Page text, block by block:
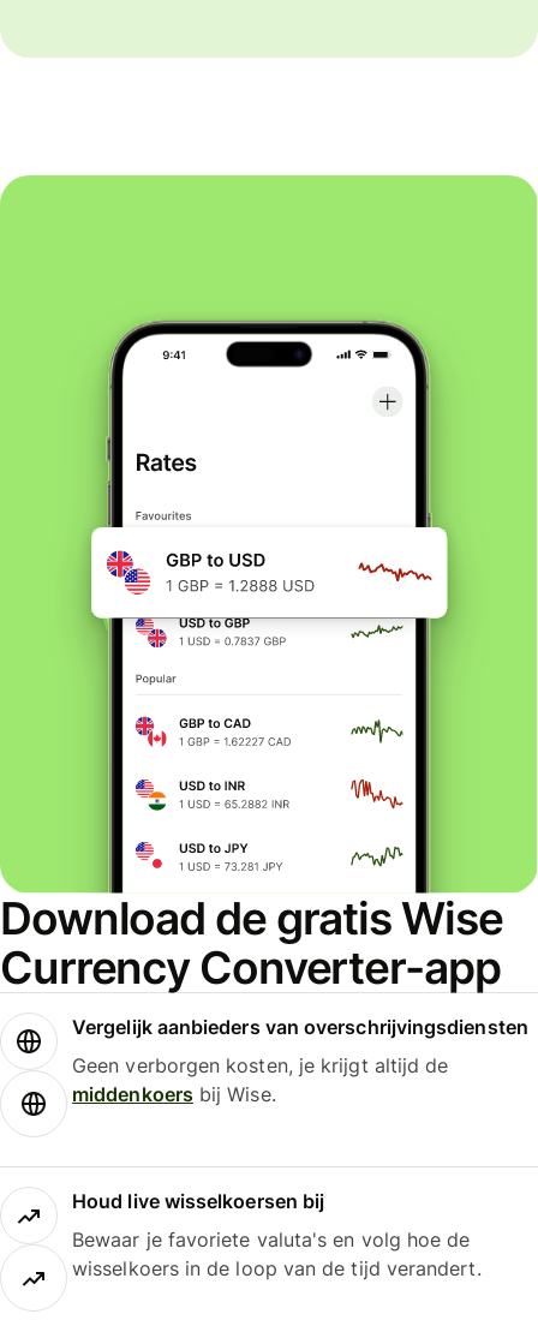
Download de gratis Wise
Currency Converter-app
Vergelijk aanbieders van overschrijvingsdiensten
Geen verborgen kosten, je krijgt altijd de
middenkoersbij Wise.
Houd live wisselkoersen bij
Bewaar je favoriete valuta's en volg hoe de
wisselkoers in de loop van de tijd verandert.